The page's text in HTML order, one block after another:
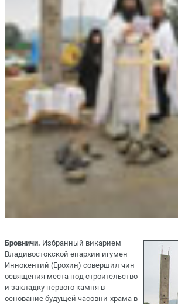
Бровничи. Избранный викарием
Владивостокской епархии игумен
Иннокентий (Ерохин) совершил чин
освящения места под строительство
и закладку первого камня в
основание будущей часовни-храма в